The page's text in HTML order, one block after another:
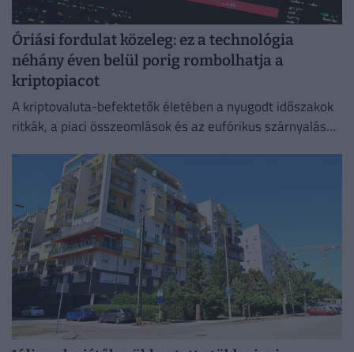
Óriási fordulat közeleg: ez a technológia
néhány éven belül porig rombolhatja a
kriptopiacot
A kriptovaluta-befektetők életében a nyugodt időszakok
ritkák, a piaci összeomlások és az eufórikus szárnyalások